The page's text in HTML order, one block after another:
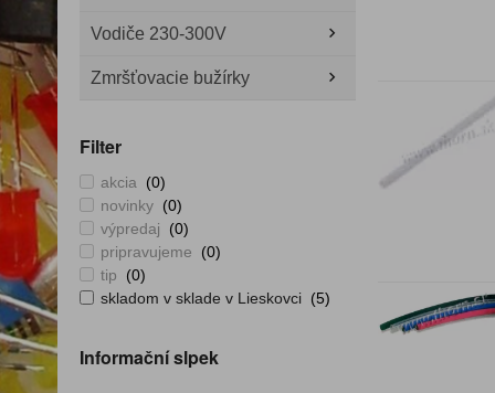
Vodiče 230-300V
Zmršťovacie bužírky
Filter
akcia
(0)
novinky (0)
výpredaj
(0)
pripravujeme
(0)
tip
(0)
skladom v sklade v Lieskovci (5)
Informační slpek